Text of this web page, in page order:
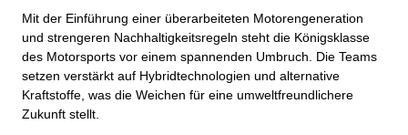
Mit der Einführung einer überarbeiteten Motorengeneration
und strengeren Nachhaltigkeitsregeln steht die Königsklasse
des Motorsports vor einem spannenden Umbruch. Die Teams
setzen verstärkt auf Hybridtechnologien und alternative
Kraftstoffe, was die Weichen für eine umweltfreundlichere
Zukunft stellt.